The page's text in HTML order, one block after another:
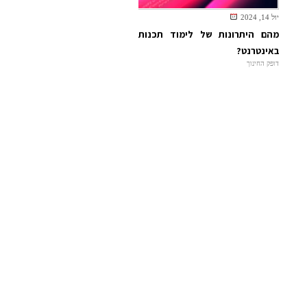
יול 14, 2024
מהם היתרונות של לימוד תכנות
באינטרנט?
דופק החינוך